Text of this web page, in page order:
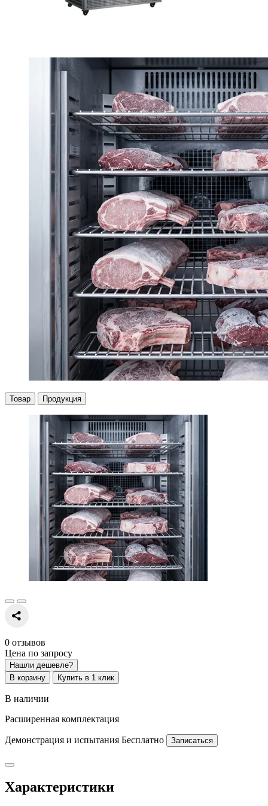
Товар Продукция
0 отзывов
Цена по запросу
Нашли дешевле?
В корзину
Купить в 1 клик
В наличии
Расширенная комплектация
Демонстрация и испытания Бесплатно Записаться
Характеристики